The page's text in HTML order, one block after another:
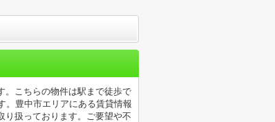
。こちらの物件は駅まで徒歩で
。豊中市エリアにある賃貸情報
り扱っております。ご要望や不